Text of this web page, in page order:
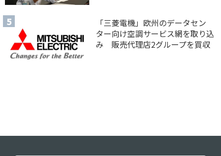
「三菱電機」欧州のデータセン
ター向け空調サービス網を取り込
み 販売代理店2グループを買収